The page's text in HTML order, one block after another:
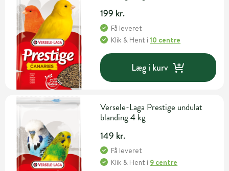
199 kr.
Få leveret
Klik & Hent i10 centre
Læg i kurv
Versele-Laga Prestige undulat
blanding 4 kg
149 kr.
Få leveret
Klik & Hent i 9 centre